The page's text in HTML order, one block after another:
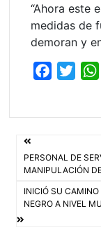
“Ahora este
medidas de
demoran y
o
k
e
de
entradas
PERSONAL DE
MANIPULACIÓN
INICIÓ SU CAMINO
NEGRO A NIVEL